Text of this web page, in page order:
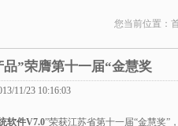
您当前位置：
”荣膺第十一届“金慧奖
11/23 10:16:03
软件V7.0”荣获江苏省第十一届“金慧奖”